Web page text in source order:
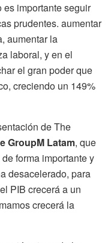
importante seguir
prudentes. aumentar
aumentar la
laboral, y en el
el gran poder que
creciendo un 149%
de The
GroupM Latam, que
forma importante y
desacelerado, para
PIB crecerá a un
crecerá la